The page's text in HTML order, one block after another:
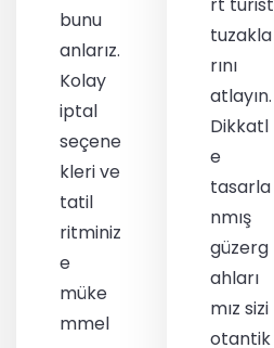
bunu
anlarız.
Kolay
iptal
seçene
kleri ve
tatil
ritminiz
e
müke
mmel
tuzakla
rını
atlayın.
Dikkatl
e
tasarla
nmış
güzerg
ahları
mız sizi
otantik